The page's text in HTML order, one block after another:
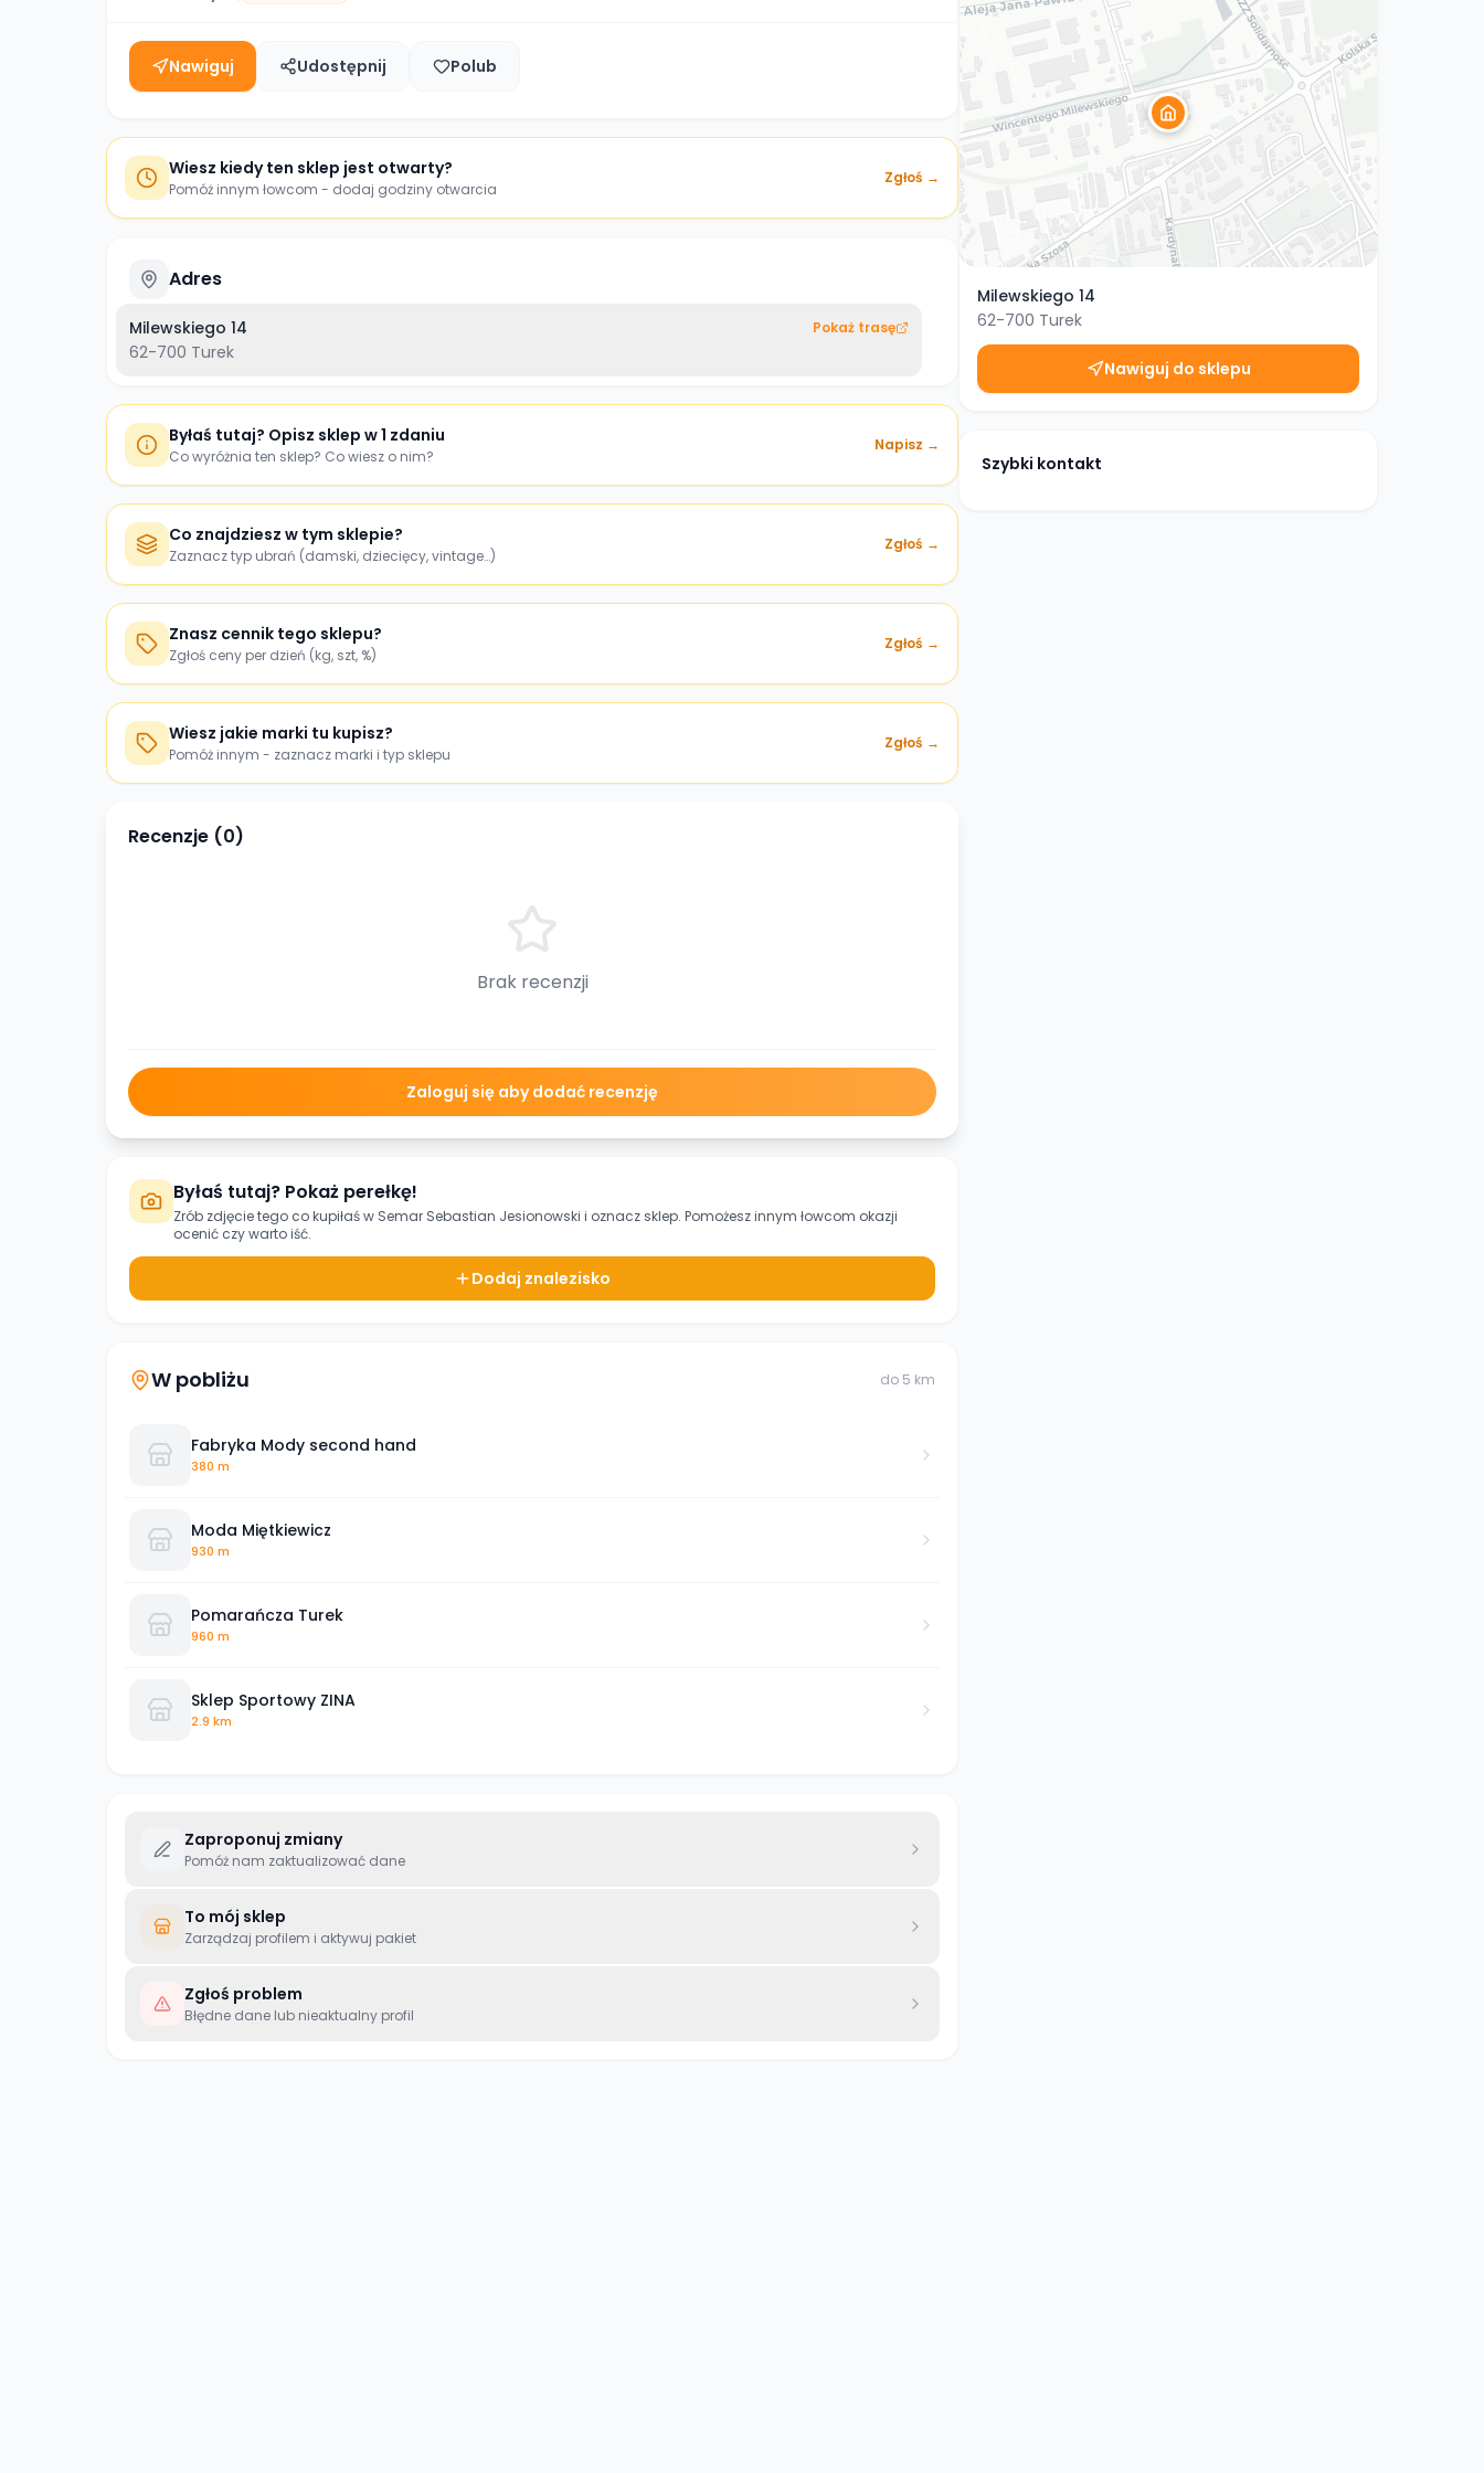
Nawiguj Udostępnij Polub
Wiesz kiedy ten sklep jest otwarty?
Pomóż innym łowcom - dodaj godziny otwarcia
Zgłoś →
Adres
Milewskiego 14
62-700 Turek
Pokaż trasę
Byłaś tutaj? Opisz sklep w 1 zdaniu
Co wyróżnia ten sklep? Co wiesz o nim?
Napisz →
Co znajdziesz w tym sklepie?
Zaznacz typ ubrań (damski, dziecięcy, vintage…)
Zgłoś →
Znasz cennik tego sklepu?
Zgłoś ceny per dzień (kg, szt, %)
Zgłoś →
Wiesz jakie marki tu kupisz?
Pomóż innym - zaznacz marki i typ sklepu
Zgłoś →
Recenzje (0)
Brak recenzji
Zaloguj się aby dodać recenzję
Byłaś tutaj? Pokaż perełkę!
Zrób zdjęcie tego co kupiłaś w Semar Sebastian Jesionowski i oznacz sklep. Pomożesz innym łowcom okazji
ocenić czy warto iść.
Dodaj znalezisko
W pobliżu do 5 km
Fabryka Mody second hand
380 m
Moda Miętkiewicz
930 m
Pomarańcza Turek
960 m
Sklep Sportowy ZINA
2.9 km
Zaproponuj zmiany
Pomóż nam zaktualizować dane
To mój sklep
Zarządzaj profilem i aktywuj pakiet
Zgłoś problem
Błędne dane lub nieaktualny profil
Milewskiego 14
62-700 Turek
Nawiguj do sklepu
Szybki kontakt